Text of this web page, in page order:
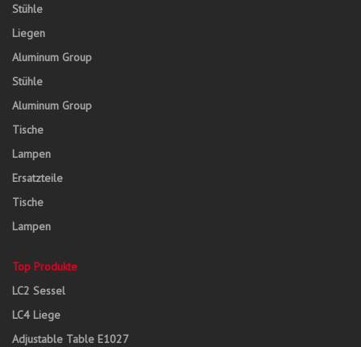
Stühle
Liegen
Aluminum Group
Stühle
Aluminum Group
Tische
Lampen
Ersatzteile
Tische
Lampen
Top Produkte
LC2 Sessel
LC4 Liege
Adjustable Table E1027